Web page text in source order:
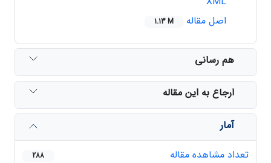
اصل مقاله
1.13 M
هم رسانی
ارجاع به این مقاله
آمار
تعداد مشاهده مقاله
288